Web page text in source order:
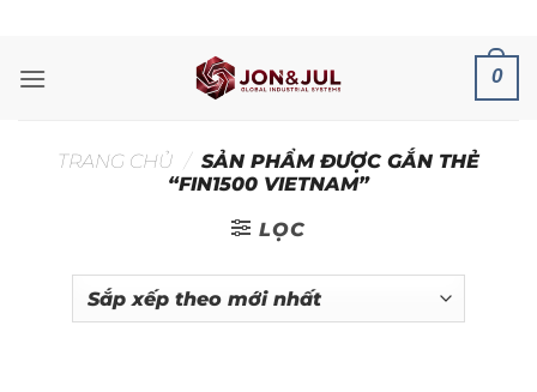
nội
0
TRANG CHỦ / SẢN PHẨM ĐƯỢC GẮN THẺ
“FIN1500 VIETNAM”
LỌC